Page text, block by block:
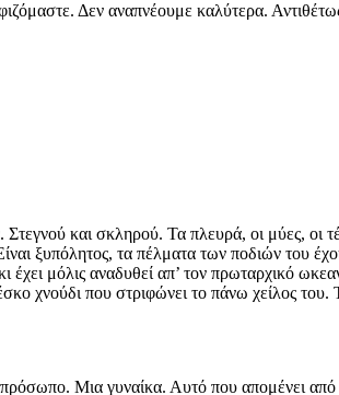
Δεν αναπνέουμε καλύτερα.
και σκληρού. Τα πλευρά, οι μύες, οι
ξυπόλητος, τα πέλματα των ποδιών του
μόλις αναδυθεί απ’ τον πρωταρχικό
που στριφώνει το πάνω χείλος του.
Μια γυναίκα. Αυτό που απομένει